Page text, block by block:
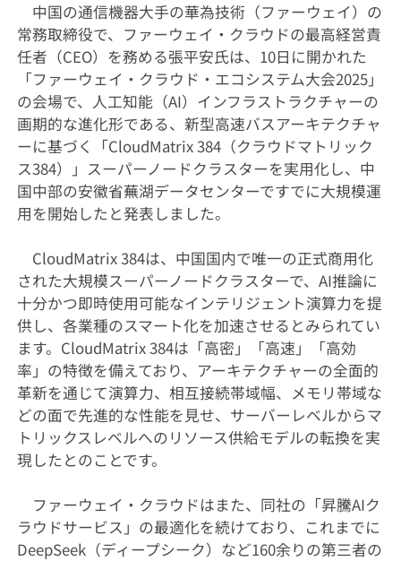
中国の通信機器大手の華為技術（ファーウェイ）の
常務取締役で、ファーウェイ・クラウドの最高経営責
任者（CEO）を務める張平安氏は、10日に開かれた
「ファーウェイ・クラウド・エコシステム大会2025」
の会場で、人工知能（AI）インフラストラクチャーの
画期的な進化形である、新型高速バスアーキテクチャ
ーに基づく「CloudMatrix 384（クラウドマトリック
ス384）」スーパーノードクラスターを実用化し、中
国中部の安徽省蕪湖データセンターですでに大規模運
用を開始したと発表しました。
CloudMatrix 384は、中国国内で唯一の正式商用化
された大規模スーパーノードクラスターで、AI推論に
十分かつ即時使用可能なインテリジェント演算力を提
供し、各業種のスマート化を加速させるとみられてい
ます。CloudMatrix 384は「高密」「高速」「高効
率」の特徴を備えており、アーキテクチャーの全面的
革新を通じて演算力、相互接続帯域幅、メモリ帯域な
どの面で先進的な性能を見せ、サーバーレベルからマ
トリックスレベルへのリソース供給モデルの転換を実
現したとのことです。
ファーウェイ・クラウドはまた、同社の「昇騰AIク
ラウドサービス」の最適化を続けており、これまでに
DeepSeek（ディープシーク）など160余りの第三者の